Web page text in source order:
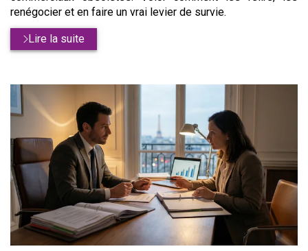
renégocier et en faire un vrai levier de survie.
Lire la suite